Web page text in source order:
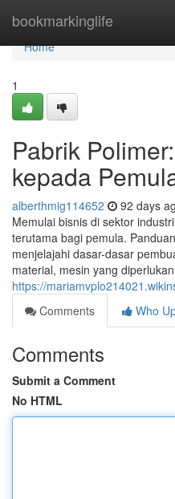
bookmarkinglife
Home
Home
1
Pabrik
kepada
alberthmig114652 92 days
Memulai bisnis di sektor
terutama bagi pemula.
menjelajahi dasar-dasar
material, mesin yang
https://
Comments
Who
Comments
Submit a Comment
No HTML